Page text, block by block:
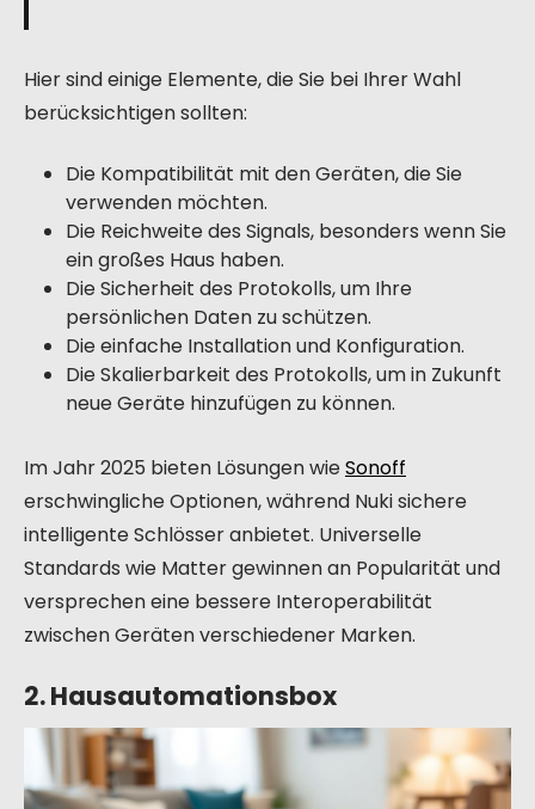
Hier sind einige Elemente, die Sie bei Ihrer Wahl
berücksichtigen sollten:
Die Kompatibilität mit den Geräten, die Sie
verwenden möchten.
Die Reichweite des Signals, besonders wenn Sie
ein großes Haus haben.
Die Sicherheit des Protokolls, um Ihre
persönlichen Daten zu schützen.
Die einfache Installation und Konfiguration.
Die Skalierbarkeit des Protokolls, um in Zukunft
neue Geräte hinzufügen zu können.
Im Jahr 2025 bieten Lösungen wieSonoff
erschwingliche Optionen, während Nuki sichere
intelligente Schlösser anbietet. Universelle
Standards wie Matter gewinnen an Popularität und
versprechen eine bessere Interoperabilität
zwischen Geräten verschiedener Marken.
2. Hausautomationsbox